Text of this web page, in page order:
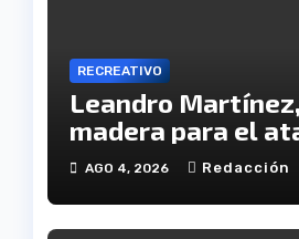
RECREATIVO
Leandro
madera para el
Decano
AGO 4, 2026 Redacción